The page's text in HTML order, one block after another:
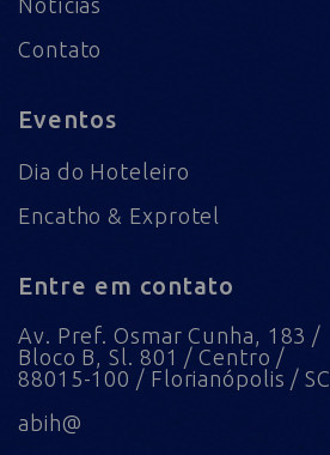
Notícias
Contato
Eventos
Dia do Hoteleiro
Encatho & Exprotel
Entre em contato
Av. Pref. Osmar Cunha, 183 /
Bloco B, Sl. 801 / Centro /
88015-100 / Florianópolis / SC
abih@